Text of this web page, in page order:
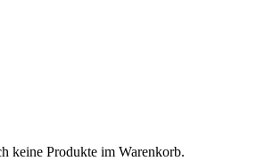
keine Produkte im Warenkorb.